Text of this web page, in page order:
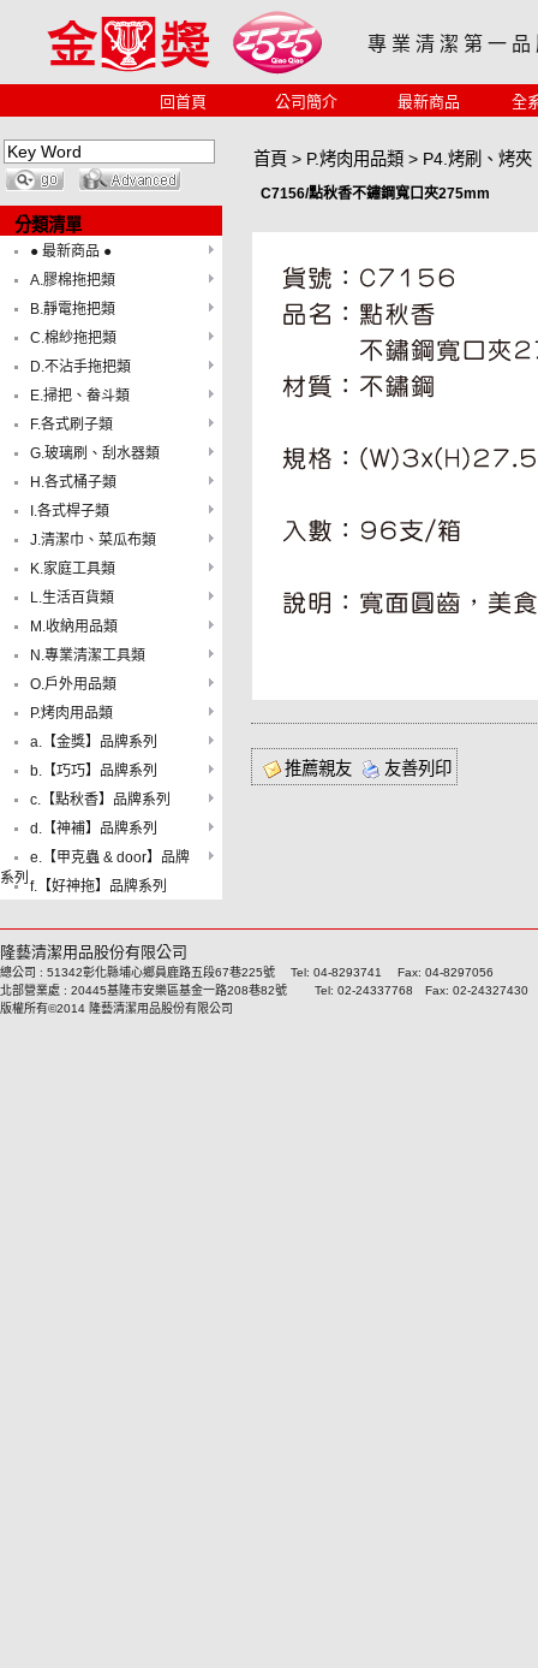
專 業 清 潔 第 一 品
回首頁 公司簡介 最新商品 全
分類清單
● 最新商品 ●
A.膠棉拖把類
B.靜電拖把類
C.棉紗拖把類
D.不沾手拖把類
E.掃把、畚斗類
F.各式刷子類
G.玻璃刷、刮水器類
H.各式桶子類
I.各式桿子類
J.清潔巾、菜瓜布類
K.家庭工具類
L.生活百貨類
M.收納用品類
N.專業清潔工具類
O.戶外用品類
P.烤肉用品類
a.【金獎】品牌系列
b.【巧巧】品牌系列
c.【點秋香】品牌系列
d.【神補】品牌系列
e.【甲克蟲 & door】品牌
系列 f.【好神拖】品牌系列
首頁 > P.烤肉用品類 > P4.烤刷、烤夾
C7156/點秋香不鏽鋼寬口夾275mm
推薦親友 友善列印
隆藝清潔用品股份有限公司
總公司 : 51342彰化縣埔心鄉員鹿路五段67巷225號 Tel: 04-8293741 Fax: 04-8297056
北部營業處 : 20445基隆市安樂區基金一路208巷82號 Tel: 02-24337768 Fax: 02-24327430
版權所有©2014 隆藝清潔用品股份有限公司